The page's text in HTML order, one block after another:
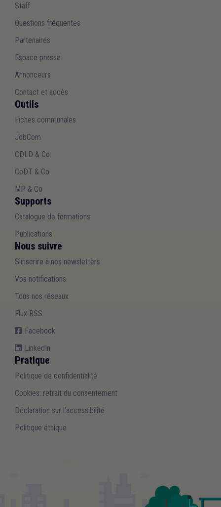
Staff
Questions fréquentes
Partenaires
Espace presse
Annonceurs
Contact et accès
Outils
Fiches communales
JobCom
CDLD & Co
CoDT & Co
MP & Co
Supports
Catalogue de formations
Publications
Nous suivre
S'inscrire à nos newsletters
Vos notifications
Tous nos réseaux
Flux RSS
Facebook
LinkedIn
Pratique
Politique de confidentialité
Cookies: retrait du consentement
Déclaration sur l'accessibilité
Politique éthique